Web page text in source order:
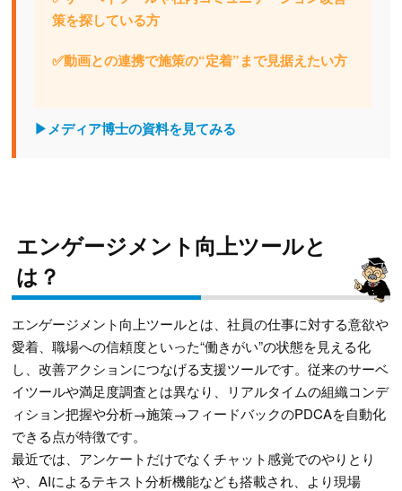
策を探している方
✅動画との連携で施策の“定着”まで見据えたい方
▶メディア博士の資料を見てみる
エンゲージメント向上ツールと
は？
エンゲージメント向上ツールとは、社員の仕事に対する意欲や
愛着、職場への信頼度といった“働きがい”の状態を見える化
し、改善アクションにつなげる支援ツールです。従来のサーベ
イツールや満足度調査とは異なり、リアルタイムの組織コンデ
ィション把握や分析→施策→フィードバックのPDCAを自動化
できる点が特徴です。
最近では、アンケートだけでなくチャット感覚でのやりとり
や、AIによるテキスト分析機能なども搭載され、より現場